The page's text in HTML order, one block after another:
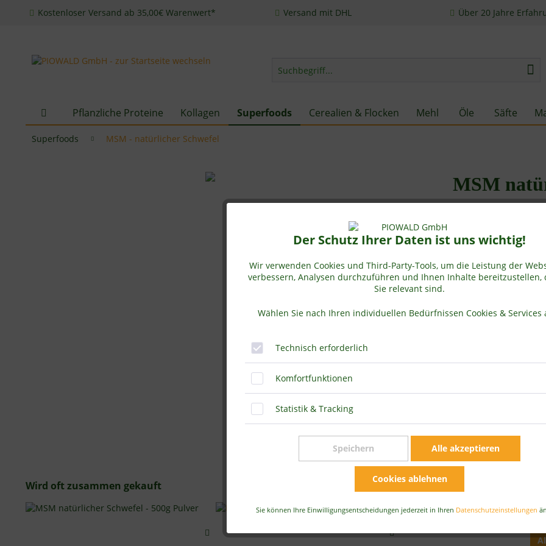
Kostenloser Versand ab 35,00€ Warenwert* Versand mit DHL Über 20 Jahre
Pflanzliche Proteine Kollagen Superfoods Cerealien & Flocken Mehl Öle Säfte
Der Schutz Ihrer Daten ist uns wichtig!
Wir verwenden Cookies und Third-Party-Tools, um die Leistung der
verbessern, Analysen durchzuführen und Ihnen Inhalte bereitzustellen,
Sie relevant sind.
Wählen Sie nach Ihren individuellen Bedürfnissen Cookies & Services
Technisch erforderlich
Komfortfunktionen
Statistik & Tracking
Speichern Alle akzeptieren
Cookies ablehnen
Sie können Ihre Einwilligungsentscheidungen jederzeit in Ihren Datenschutzeinstellungen
Superfoods MSM - natürlicher Schwefel
MSM
natürlicher Schwefel
MSM
Methylsulfonylmethan
Wird oft zusammen gekauft